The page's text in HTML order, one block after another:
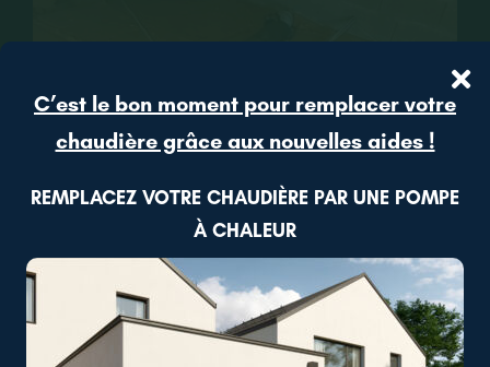
C’est le bon moment pour remplacer votre
chaudière grâce aux nouvelles aides !
REMPLACEZ VOTRE CHAUDIÈRE PAR UNE POMPE
À CHALEUR